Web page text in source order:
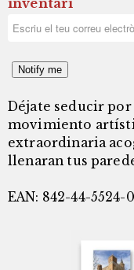
Notify me
Déjate seducir por
movimiento
extraordinaria
llenaran tus
EAN: 842-44-5524-